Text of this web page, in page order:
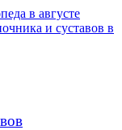
в августе